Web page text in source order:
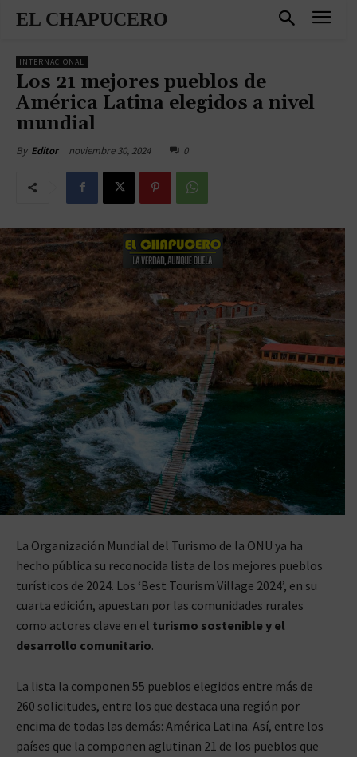
EL CHAPUCERO
INTERNACIONAL
Los 21 mejores pueblos de
América Latina elegidos a nivel
mundial
By Editor noviembre 30, 2024 0
La Organización Mundial del Turismo de la ONU ya ha
hecho pública su reconocida lista de los mejores pueblos
turísticos de 2024. Los ‘Best Tourism Village 2024’, en su
cuarta edición, apuestan por las comunidades rurales
como actores clave en el turismo sostenible y el
desarrollo comunitario.
La lista la componen 55 pueblos elegidos entre más de
260 solicitudes, entre los que destaca una región por
encima de todas las demás: América Latina. Así, entre los
países que la componen aglutinan 21 de los pueblos que